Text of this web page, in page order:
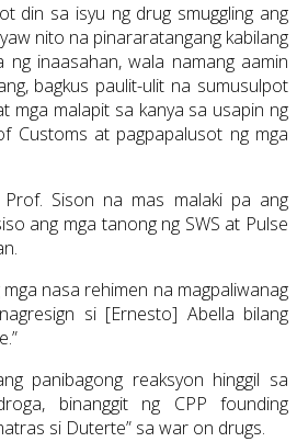
din sa isyu ng drug smuggling ang
nito na pinararatangang kabilang
ng inaasahan, wala namang aamin
bagkus paulit-ulit na sumusulpot
mga malapit sa kanya sa usapin ng
Customs at pagpapalusot ng mga
Sison na mas malaki pa ang
ang mga tanong ng SWS at Pulse
nasa rehimen na magpaliwanag
si [Ernesto] Abella bilang
panibagong reaksyon hinggil sa
binanggit ng CPP founding
si Duterte” sa war on drugs.